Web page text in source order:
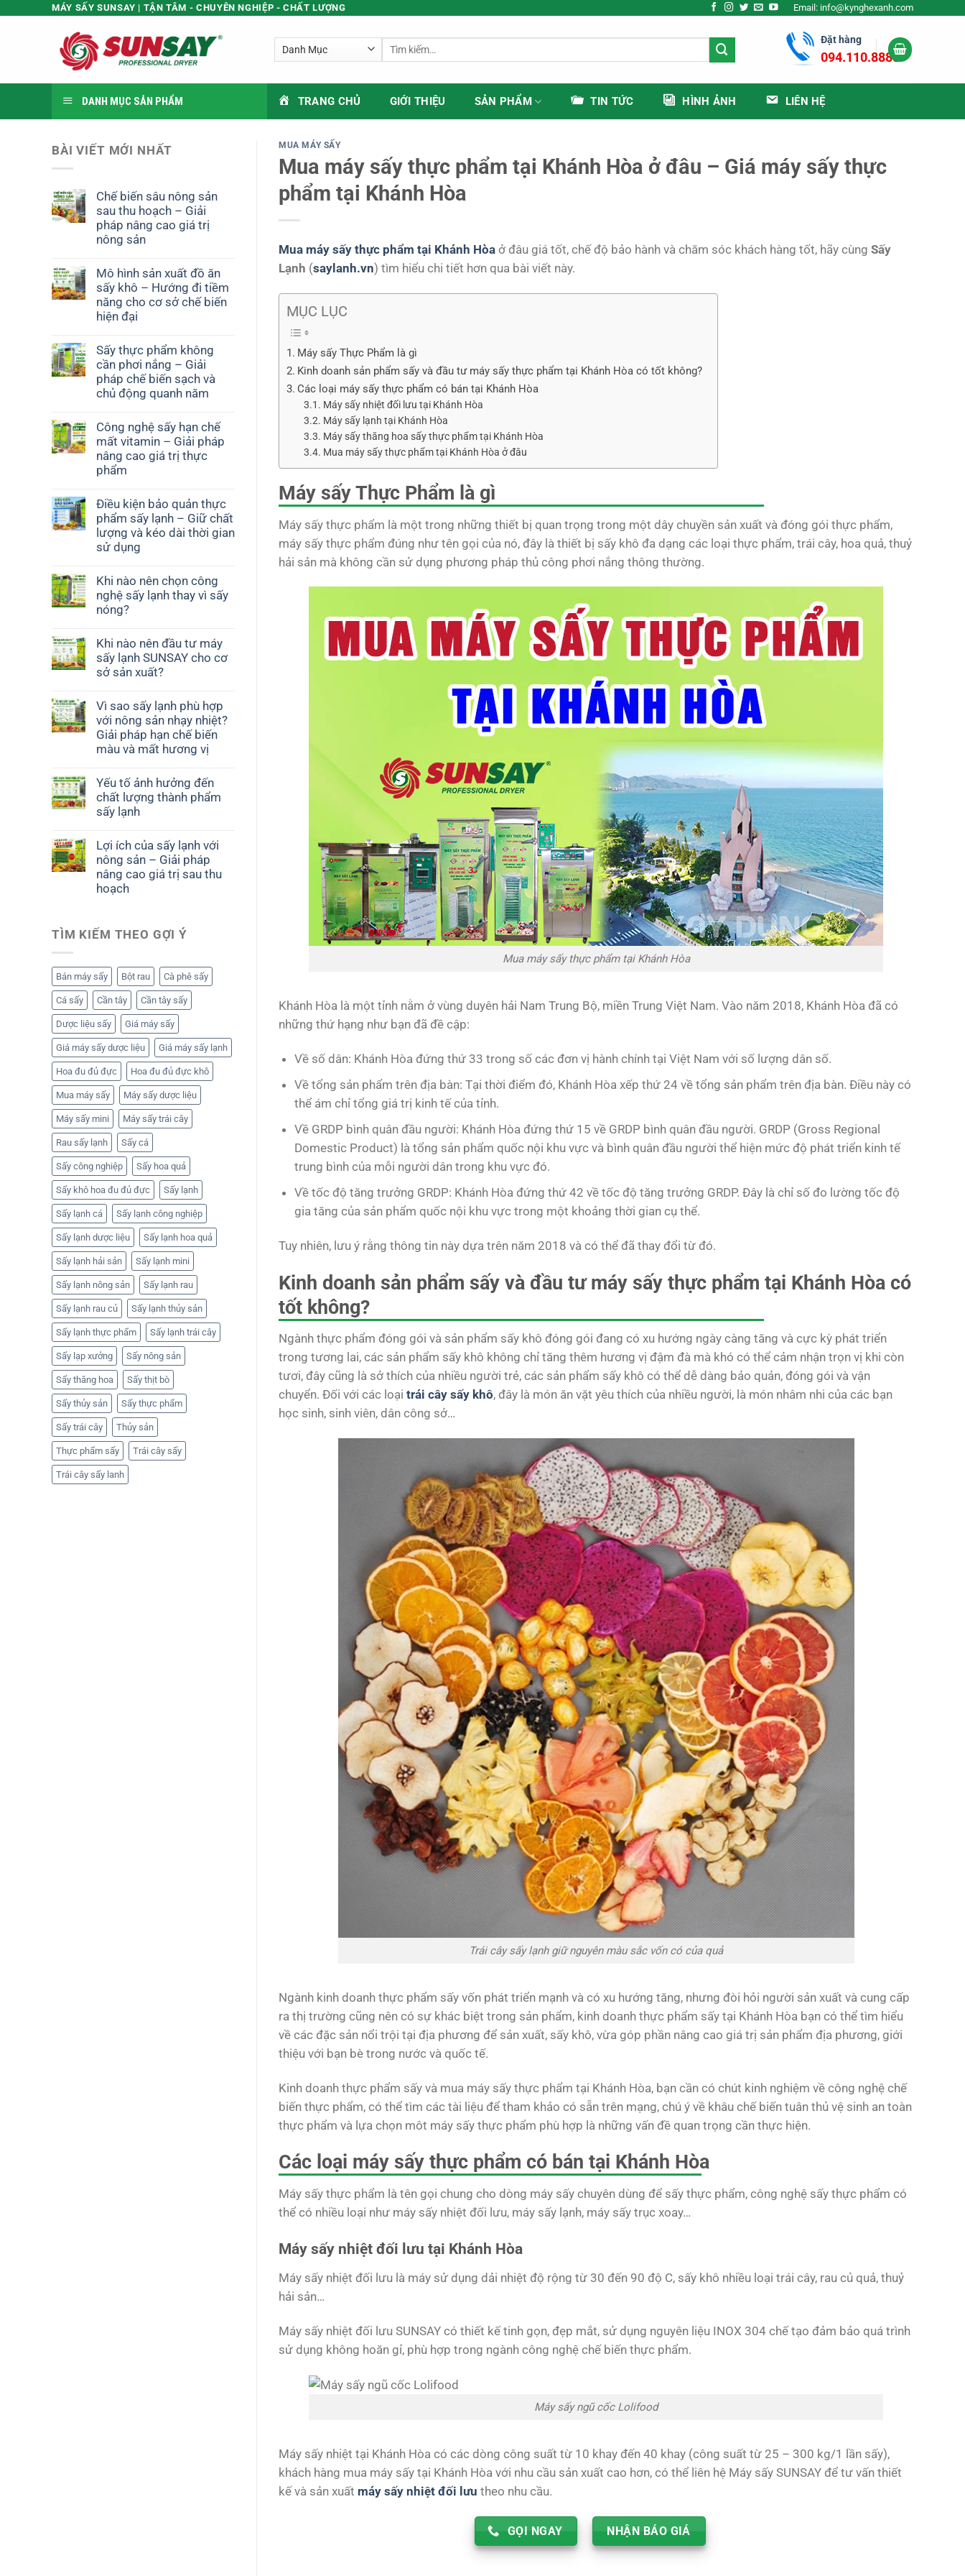
MÁY SẤY SUNSAY | TẬN TÂM - CHUYÊN NGHIỆP - CHẤT LƯỢNG Email: info@kynghexanh.com
Tìm
Đặt hàng
094.110.8888
DANH MỤC SẢN PHẨM TRANG CHỦ GIỚI THIỆU SẢN PHẨM TIN TỨC HÌNH ẢNH LIÊN HỆ
BÀI VIẾT MỚI NHẤT
Chế biến sâu nông sản
sau thu hoạch – Giải
pháp nâng cao giá trị
nông sản
Mô hình sản xuất đồ ăn
sấy khô – Hướng đi tiềm
năng cho cơ sở chế biến
hiện đại
Sấy thực phẩm không
cần phơi nắng – Giải
pháp chế biến sạch và
chủ động quanh năm
Công nghệ sấy hạn chế
mất vitamin – Giải pháp
nâng cao giá trị thực
phẩm
Điều kiện bảo quản thực
phẩm sấy lạnh – Giữ chất
lượng và kéo dài thời gian
sử dụng
Khi nào nên chọn công
nghệ sấy lạnh thay vì sấy
nóng?
Khi nào nên đầu tư máy
sấy lạnh SUNSAY cho cơ
sở sản xuất?
Vì sao sấy lạnh phù hợp
với nông sản nhạy nhiệt?
Giải pháp hạn chế biến
màu và mất hương vị
Yếu tố ảnh hưởng đến
chất lượng thành phẩm
sấy lạnh
Lợi ích của sấy lạnh với
nông sản – Giải pháp
nâng cao giá trị sau thu
hoạch
TÌM KIẾM THEO GỢI Ý
Bán máy sấy Bột rau Cà phê sấy
Cá sấy Cần tây Cần tây sấy
Dược liệu sấy Giá máy sấy
Giá máy sấy dược liệu Giá máy sấy lạnh
Hoa đu đủ đực Hoa đu đủ đực khô
Mua máy sấy Máy sấy dược liệu
Máy sấy mini Máy sấy trái cây
Rau sấy lạnh Sấy cá
Sấy công nghiệp Sấy hoa quả
Sấy khô hoa đu đủ đực Sấy lạnh
Sấy lạnh cá Sấy lạnh công nghiệp
Sấy lạnh dược liệu Sấy lạnh hoa quả
Sấy lạnh hải sản Sấy lạnh mini
Sấy lạnh nông sản Sấy lạnh rau
Sấy lạnh rau củ Sấy lạnh thủy sản
Sấy lạnh thực phẩm Sấy lạnh trái cây
Sấy lạp xưởng Sấy nông sản
Sấy thăng hoa Sấy thịt bò
Sấy thủy sản Sấy thực phẩm
Sấy trái cây Thủy sản
Thực phẩm sấy Trái cây sấy
Trái cây sấy lanh
MUA MÁY SẤY
Mua máy sấy thực phẩm tại Khánh Hòa ở đâu – Giá máy sấy thực
phẩm tại Khánh Hòa
Mua máy sấy thực phẩm tại Khánh Hòa ở đâu giá tốt, chế độ bảo hành và chăm sóc khách hàng tốt, hãy cùng Sấy
Lạnh (saylanh.vn) tìm hiểu chi tiết hơn qua bài viết này.
MỤC LỤC
Máy sấy Thực Phẩm là gì
Kinh doanh sản phẩm sấy và đầu tư máy sấy thực phẩm tại Khánh Hòa có tốt không?
Các loại máy sấy thực phẩm có bán tại Khánh Hòa
Máy sấy nhiệt đối lưu tại Khánh Hòa
Máy sấy lạnh tại Khánh Hòa
Máy sấy thăng hoa sấy thực phẩm tại Khánh Hòa
Mua máy sấy thực phẩm tại Khánh Hòa ở đâu
Máy sấy Thực Phẩm là gì
Máy sấy thực phẩm là một trong những thiết bị quan trọng trong một dây chuyền sản xuất và đóng gói thực phẩm,
máy sấy thực phẩm đúng như tên gọi của nó, đây là thiết bị sấy khô đa dạng các loại thực phẩm, trái cây, hoa quả, thuỷ
hải sản mà không cần sử dụng phương pháp thủ công phơi nắng thông thường.
Mua máy sấy thực phẩm tại Khánh Hòa
Khánh Hòa là một tỉnh nằm ở vùng duyên hải Nam Trung Bộ, miền Trung Việt Nam. Vào năm 2018, Khánh Hòa đã có
những thứ hạng như bạn đã đề cập:
Về số dân: Khánh Hòa đứng thứ 33 trong số các đơn vị hành chính tại Việt Nam với số lượng dân số.
Về tổng sản phẩm trên địa bàn: Tại thời điểm đó, Khánh Hòa xếp thứ 24 về tổng sản phẩm trên địa bàn. Điều này có
thể ám chỉ tổng giá trị kinh tế của tỉnh.
Về GRDP bình quân đầu người: Khánh Hòa đứng thứ 15 về GRDP bình quân đầu người. GRDP (Gross Regional
Domestic Product) là tổng sản phẩm quốc nội khu vực và bình quân đầu người thể hiện mức độ phát triển kinh tế
trung bình của mỗi người dân trong khu vực đó.
Về tốc độ tăng trưởng GRDP: Khánh Hòa đứng thứ 42 về tốc độ tăng trưởng GRDP. Đây là chỉ số đo lường tốc độ
gia tăng của sản phẩm quốc nội khu vực trong một khoảng thời gian cụ thể.
Tuy nhiên, lưu ý rằng thông tin này dựa trên năm 2018 và có thể đã thay đổi từ đó.
Kinh doanh sản phẩm sấy và đầu tư máy sấy thực phẩm tại Khánh Hòa có
tốt không?
Ngành thực phẩm đóng gói và sản phẩm sấy khô đóng gói đang có xu hướng ngày càng tăng và cực kỳ phát triển
trong tương lai, các sản phẩm sấy khô không chỉ tăng thêm hương vị đậm đà mà khó có thể cảm nhận trọn vị khi còn
tươi, đây cũng là sở thích của nhiều người trẻ, các sản phẩm sấy khô có thể dễ dàng bảo quản, đóng gói và vận
chuyển. Đối với các loại trái cây sấy khô, đây là món ăn vặt yêu thích của nhiều người, là món nhâm nhi của các bạn
học sinh, sinh viên, dân công sở…
Trái cây sấy lạnh giữ nguyên màu sắc vốn có của quả
Ngành kinh doanh thực phẩm sấy vốn phát triển mạnh và có xu hướng tăng, nhưng đòi hỏi người sản xuất và cung cấp
ra thị trường cũng nên có sự khác biệt trong sản phẩm, kinh doanh thực phẩm sấy tại Khánh Hòa bạn có thể tìm hiểu
về các đặc sản nổi trội tại địa phương để sản xuất, sấy khô, vừa góp phần nâng cao giá trị sản phẩm địa phương, giới
thiệu với bạn bè trong nước và quốc tế.
Kinh doanh thực phẩm sấy và mua máy sấy thực phẩm tại Khánh Hòa, bạn cần có chút kinh nghiệm về công nghệ chế
biến thực phẩm, có thể tìm các tài liệu để tham khảo có sẵn trên mạng, chú ý về khâu chế biến tuân thủ vệ sinh an toàn
thực phẩm và lựa chọn môt máy sấy thực phẩm phù hợp là những vấn đề quan trọng cần thực hiện.
Các loại máy sấy thực phẩm có bán tại Khánh Hòa
Máy sấy thực phẩm là tên gọi chung cho dòng máy sấy chuyên dùng để sấy thực phẩm, công nghệ sấy thực phẩm có
thể có nhiều loại như máy sấy nhiệt đối lưu, máy sấy lạnh, máy sấy trục xoay…
Máy sấy nhiệt đối lưu tại Khánh Hòa
Máy sấy nhiệt đối lưu là máy sử dụng dải nhiệt độ rộng từ 30 đến 90 độ C, sấy khô nhiều loại trái cây, rau củ quả, thuỷ
hải sản…
Máy sấy nhiệt đối lưu SUNSAY có thiết kế tinh gọn, đẹp mắt, sử dụng nguyên liệu INOX 304 chế tạo đảm bảo quá trình
sử dụng không hoăn gỉ, phù hợp trong ngành công nghệ chế biến thực phẩm.
Máy sấy ngũ cốc Lolifood
Máy sấy nhiệt tại Khánh Hòa có các dòng công suất từ 10 khay đến 40 khay (công suất từ 25 – 300 kg/1 lần sấy),
khách hàng mua máy sấy tại Khánh Hòa với nhu cầu sản xuất cao hơn, có thể liên hệ Máy sấy SUNSAY để tư vấn thiết
kế và sản xuất máy sấy nhiệt đối lưu theo nhu cầu.
GỌI NGAY NHẬN BÁO GIÁ